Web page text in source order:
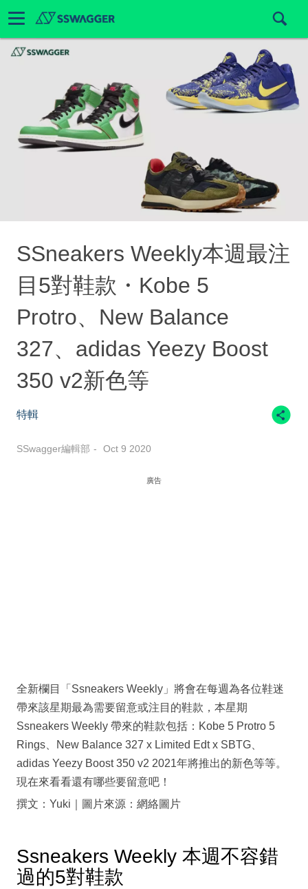
SSneakers Weekly本週最注
目5對鞋款・Kobe 5
Protro、New Balance
327、adidas Yeezy Boost
350 v2新色等
特輯
SSwagger編輯部 Oct 9 2020
廣告
全新欄目「Ssneakers Weekly」將會在每週為各位鞋迷
帶來該星期最為需要留意或注目的鞋款，本星期
Ssneakers Weekly 帶來的鞋款包括：Kobe 5 Protro 5
Rings、New Balance 327 x Limited Edt x SBTG、
adidas Yeezy Boost 350 v2 2021年將推出的新色等等。
現在來看看還有哪些要留意吧！
撰文：Yuki｜圖片來源：網絡圖片
Ssneakers Weekly 本週不容錯
過的5對鞋款